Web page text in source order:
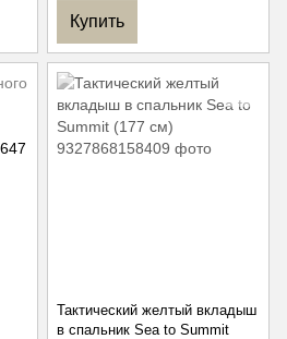
Купить
Тактический желтый вкладыш
в спальник Sea to Summit